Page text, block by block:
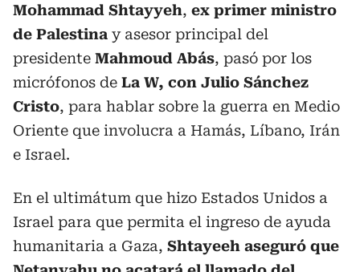
Mohammad Shtayyeh, ex primer ministro
de Palestina y asesor principal del
presidente Mahmoud Abás, pasó por los
micrófonos de La W, con Julio Sánchez
Cristo, para hablar sobre la guerra en Medio
Oriente que involucra a Hamás, Líbano, Irán
e Israel.
En el ultimátum que hizo Estados Unidos a
Israel para que permita el ingreso de ayuda
humanitaria a Gaza, Shtayeeh aseguró que